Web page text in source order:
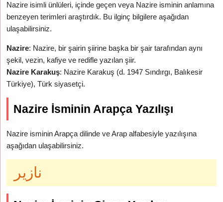
Nazire isimli ünlüleri, içinde geçen veya Nazire isminin anlamına
benzeyen terimleri araştırdık. Bu ilginç bilgilere aşağıdan
ulaşabilirsiniz.
Nazire: Nazire, bir şairin şiirine başka bir şair tarafından aynı
şekil, vezin, kafiye ve redifle yazılan şiir.
Nazire Karakuş: Nazire Karakuş (d. 1947 Sındırgı, Balıkesir
Türkiye), Türk siyasetçi.
Nazire İsminin Arapça Yazılışı
Nazire isminin Arapça dilinde ve Arap alfabesiyle yazılışına
aşağıdan ulaşabilirsiniz.
نازير